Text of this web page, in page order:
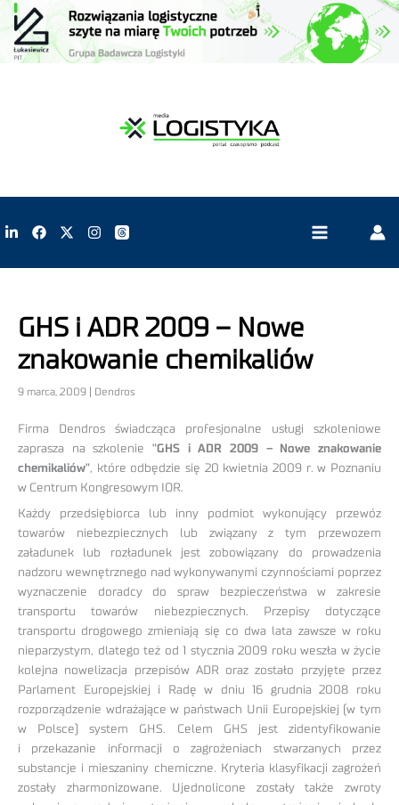
GHS i ADR 2009 – Nowe
znakowanie chemikaliów
9 marca, 2009 | Dendros
Firma Dendros świadcząca profesjonalne usługi szkoleniowe
zaprasza na szkolenie "GHS i ADR 2009 – Nowe znakowanie
chemikaliów", które odbędzie się 20 kwietnia 2009 r. w Poznaniu
w Centrum Kongresowym IOR.
Każdy przedsiębiorca lub inny podmiot wykonujący przewóz
towarów niebezpiecznych lub związany z tym przewozem
załadunek lub rozładunek jest zobowiązany do prowadzenia
nadzoru wewnętrznego nad wykonywanymi czynnościami poprzez
wyznaczenie doradcy do spraw bezpieczeństwa w zakresie
transportu towarów niebezpiecznych. Przepisy dotyczące
transportu drogowego zmieniają się co dwa lata zawsze w roku
nieparzystym, dlatego też od 1 stycznia 2009 roku weszła w życie
kolejna nowelizacja przepisów ADR oraz zostało przyjęte przez
Parlament Europejskiej i Radę w dniu 16 grudnia 2008 roku
rozporządzenie wdrażające w państwach Unii Europejskiej (w tym
w Polsce) system GHS. Celem GHS jest zidentyfikowanie
i przekazanie informacji o zagrożeniach stwarzanych przez
substancje i mieszaniny chemiczne. Kryteria klasyfikacji zagrożeń
zostały zharmonizowane. Ujednolicone zostały także zwroty